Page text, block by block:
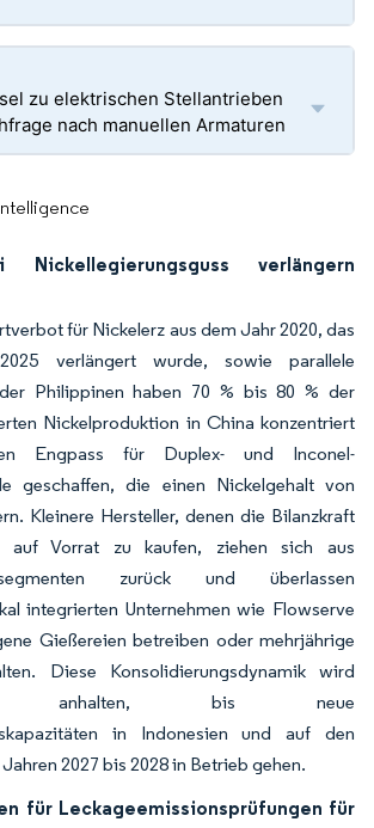
zu elektrischen Stellantrieben
nach manuellen Armaturen
Nickellegierungsguss verlängern
für Nickelerz aus dem Jahr 2020, das
verlängert wurde, sowie parallele
der Philippinen haben 70 % bis 80 % der
Nickelproduktion in China konzentriert
Engpass für Duplex- und Inconel-
geschaffen, die einen Nickelgehalt von
Kleinere Hersteller, denen die Bilanzkraft
auf Vorrat zu kaufen, ziehen sich aus
zurück und überlassen
integrierten Unternehmen wie Flowserve
Gießereien betreiben oder mehrjährige
Diese Konsolidierungsdynamik wird
anhalten, bis neue
in Indonesien und auf den
2027 bis 2028 in Betrieb gehen.
für Leckageemissionsprüfungen für